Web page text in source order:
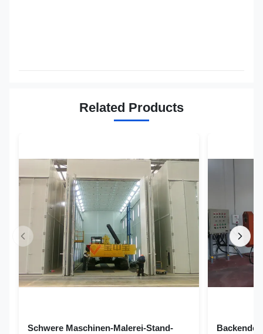
Related Products
Schwere Maschinen-Malerei-Stand-